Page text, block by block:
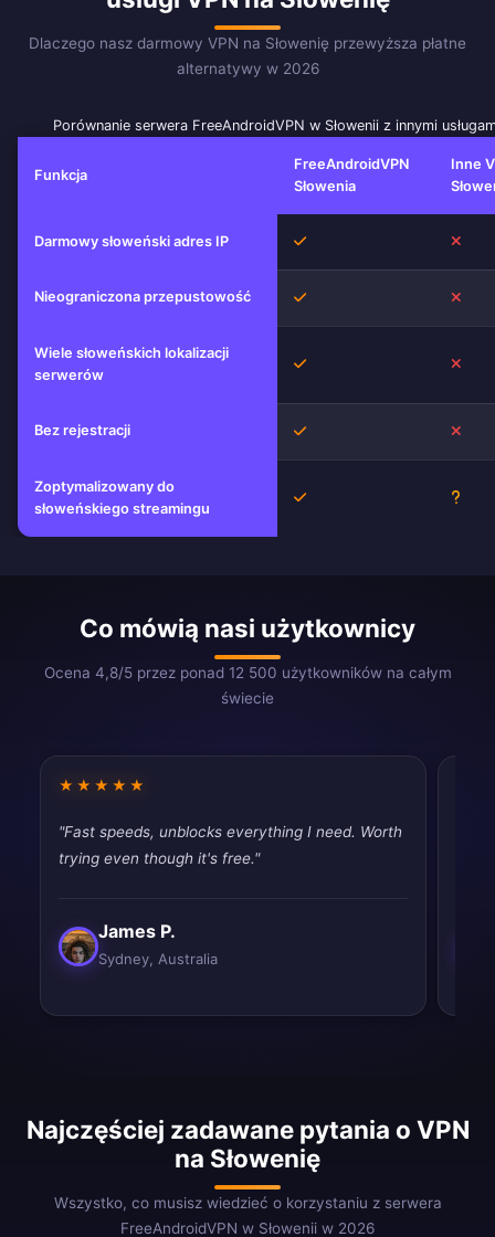
Dlaczego nasz darmowy VPN na Słowenię przewyższa płatne
alternatywy w 2026
Porównanie serwera FreeAndroidVPN w Słowenii z innymi
Funkcja
FreeAndroidVPN
Słowenia
Inne
Darmowy słoweński adres IP Tak
Nieograniczona przepustowość Tak
Wiele słoweńskich lokalizacji
serwerów
Tak
Bez rejestracji Tak
Zoptymalizowany do
słoweńskiego streamingu
Tak
Co mówią nasi użytkownicy
Ocena 4,8/5 przez ponad 12 500 użytkowników na całym
świecie
★★★★★
"Fast speeds, unblocks everything I need. Worth
trying even though it's free."
James P.
Sydney, Australia
Najczęściej zadawane pytania o VPN
na Słowenię
Wszystko, co musisz wiedzieć o korzystaniu z serwera
FreeAndroidVPN w Słowenii w 2026